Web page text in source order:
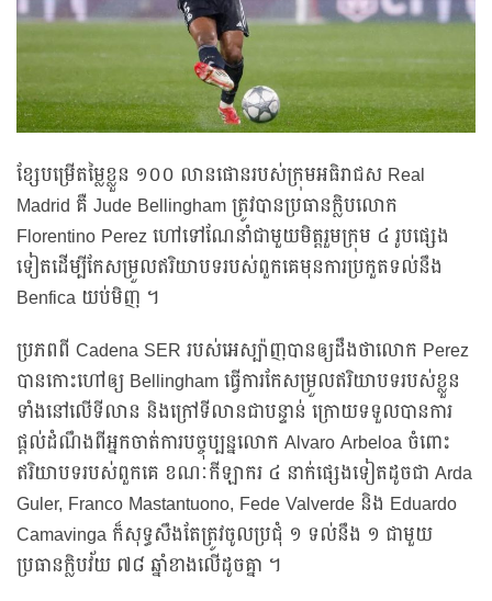
ខ្សែបម្រើតម្លៃខ្លួន ១០០ លានផោនរបស់ក្រុមអធិរាជស Real
Madrid គឺ Jude Bellingham ត្រូវបានប្រធានក្លិបលោក
Florentino Perez ហៅទៅណែនាំជាមួយមិត្តរួមក្រុម ៤ រូបផ្សេង
ទៀតដើម្បីកែសម្រួលឥរិយាបទរបស់ពួកគេមុនការប្រកួតទល់នឹង
Benfica យប់មិញ ។
ប្រភពពី Cadena SER របស់អេស្ប៉ាញបានឲ្យដឹងថាលោក Perez
បានកោះហៅឲ្យ Bellingham ធ្វើការកែសម្រួលឥរិយាបទរបស់ខ្លួន
ទាំងនៅលើទីលាន និងក្រៅទីលានជាបន្ទាន់ ក្រោយទទួលបានការ
ផ្ដល់ដំណឹងពីអ្នកចាត់ការបច្ចុប្បន្នលោក Alvaro Arbeloa ចំពោះ
ឥរិយាបទរបស់ពួកគេ ខណៈកីឡាករ ៤ នាក់ផ្សេងទៀតដូចជា Arda
Guler, Franco Mastantuono, Fede Valverde និង Eduardo
Camavinga ក៏សុទ្ធសឹងតែត្រូវចូលប្រជុំ ១ ទល់នឹង ១ ជាមួយ
ប្រធានក្លិបវ័យ ៧៨ ឆ្នាំខាងលើដូចគ្នា ។